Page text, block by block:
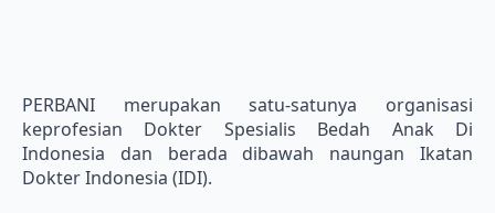
PERBANI merupakan satu-satunya organisasi
keprofesian Dokter Spesialis Bedah Anak Di
Indonesia dan berada dibawah naungan Ikatan
Dokter Indonesia (IDI).